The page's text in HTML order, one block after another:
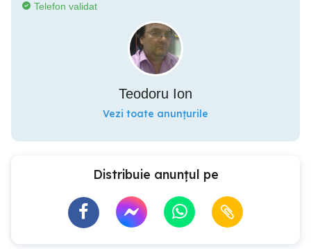
Telefon validat
Teodoru Ion
Vezi toate anunțurile
Distribuie anunțul pe